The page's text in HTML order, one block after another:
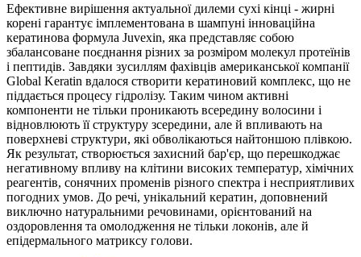
Ефективне вирішення актуальної дилеми сухі кінці - жирні
корені гарантує імплементована в шампуні інноваційна
кератинова формула Juvexin, яка представляє собою
збалансоване поєднання різних за розміром молекул протеїнів
і пептидів. Завдяки зусиллям фахівців американської компанії
Global Keratin вдалося створити кератиновий комплекс, що не
піддається процесу гідролізу. Таким чином активні
компоненти не тільки проникають всередину волосини і
відновлюють її структуру зсередини, але й впливають на
поверхневі структури, які обволікаються найтоншою плівкою.
Як результат, створюється захисний бар'єр, що перешкоджає
негативному впливу на клітини високих температур, хімічних
реагентів, сонячних променів різного спектра і несприятливих
погодних умов. До речі, унікальний кератин, доповнений
виключно натуральними речовинами, орієнтований на
оздоровлення та омолодження не тільки локонів, але й
епідермального матриксу голови.